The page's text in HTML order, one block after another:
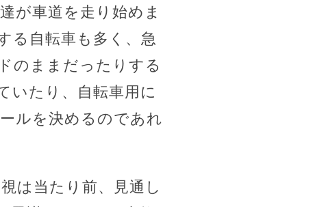
が車道を走り始めま
る自転車も多く、急
のままだったりする
いたり、自転車用に
ルを決めるのであれ
は当たり前、見通し